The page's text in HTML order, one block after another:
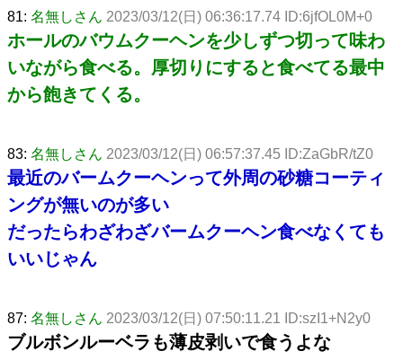
81: 名無しさん 2023/03/12(日) 06:36:17.74 ID:6jfOL0M+0
ホールのバウムクーヘンを少しずつ切って味わ
いながら食べる。厚切りにすると食べてる最中
から飽きてくる。
83: 名無しさん 2023/03/12(日) 06:57:37.45 ID:ZaGbR/tZ0
最近のバームクーヘンって外周の砂糖コーティ
ングが無いのが多い
だったらわざわざバームクーヘン食べなくても
いいじゃん
87: 名無しさん 2023/03/12(日) 07:50:11.21 ID:szI1+N2y0
ブルボンルーベラも薄皮剥いで食うよな